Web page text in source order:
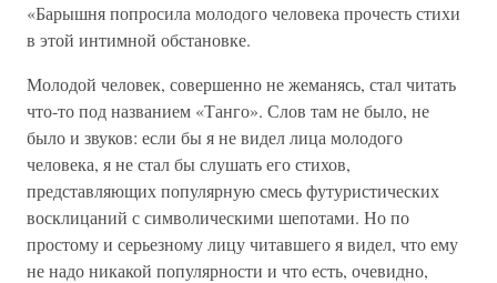
«Барышня попросила молодого человека прочесть стихи
в этой интимной обстановке.
Молодой человек, совершенно не жеманясь, стал читать
что-то под названием «Танго». Слов там не было, не
было и звуков: если бы я не видел лица молодого
человека, я не стал бы слушать его стихов,
представляющих популярную смесь футуристических
восклицаний с символическими шепотами. Но по
простому и серьезному лицу читавшего я видел, что ему
не надо никакой популярности и что есть, очевидно,